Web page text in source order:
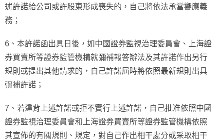
述許諾給公司或許股東形成喪失的，自己將依法承當響應義
務；
6、本許諾函出具日後，如中國證券監視治理委員會、上海證
券買賣所等證券監管機構就彌補報答辦法及其許諾作出另行
規則或提出其他請求的，自己許諾屆時將依照最新規則出具
彌補許諾；
7、若違背上述許諾或拒不實行上述許諾，自己批准依照中國
證券監視治理委員會和上海證券買賣所等證券監管機構依照
其宣佈的有關規則、規定，對自己作出相干處分或采取相干